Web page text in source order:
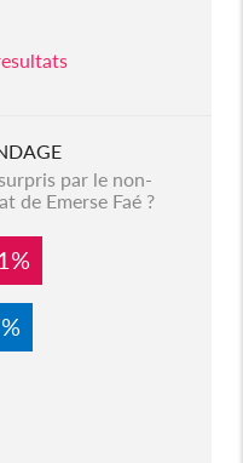
par le non-
de Emerse Faé ?